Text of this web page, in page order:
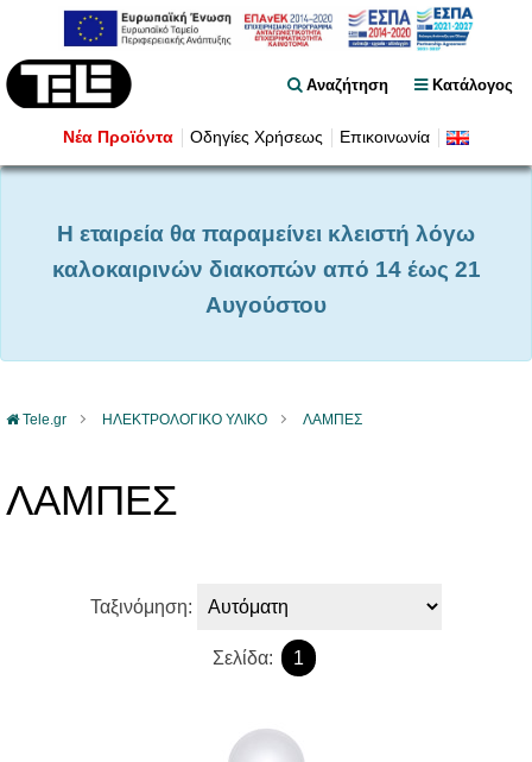
Κατάλογος
Αναζήτηση
Νέα Προϊόντα Οδηγίες Χρήσεως Επικοινωνία
Η εταιρεία θα παραμείνει κλειστή λόγω
καλοκαιρινών διακοπών από 14 έως 21
Αυγούστου
Tele.gr ΗΛΕΚΤΡΟΛΟΓΙΚΟ ΥΛΙΚΟ ΛΑΜΠΕΣ
ΛΑΜΠΕΣ
Ταξινόμηση:
Σελίδα: 1